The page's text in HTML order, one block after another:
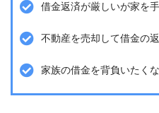
借金返済が厳しいが家を
不動産を売却して借金の
家族の借金を背負いたく